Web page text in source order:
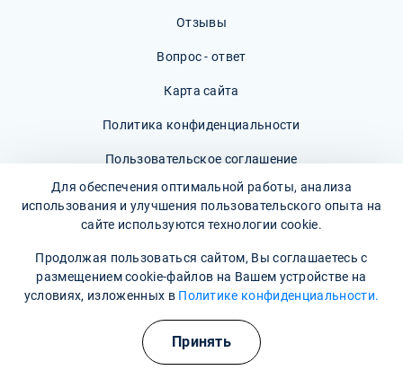
Отзывы
Вопрос - ответ
Карта сайта
Политика конфиденциальности
Пользовательское соглашение
Наши контакты
г. Балашиха, жилой комплекс 28 микрорайон, к2
Время работы: Круглосуточно
+7 (958) 798-00-57(Информационная служба)
Для обеспечения оптимальной работы, анализа
использования и улучшения пользовательского опыта на
сайте используются технологии cookie.
Продолжая пользоваться сайтом, Вы соглашаетесь с
размещением cookie-файлов на Вашем устройстве на
условиях, изложенных в Политике конфиденциальности.
Принять